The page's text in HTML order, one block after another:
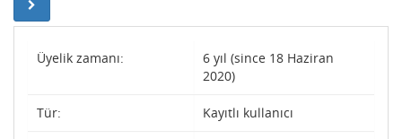
Üyelik zamanı:
6 yıl (since 18 Haziran
2020)
Tür: Kayıtlı kullanıcı